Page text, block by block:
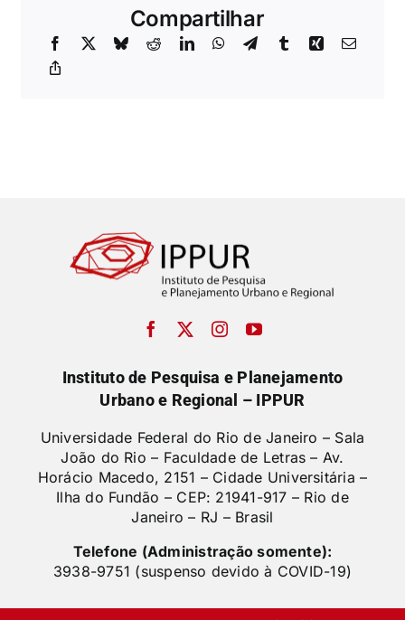
Compartilhar
Instituto de Pesquisa e Planejamento
Urbano e Regional – IPPUR
Universidade Federal do Rio de Janeiro – Sala
João do Rio – Faculdade de Letras – Av.
Horácio Macedo, 2151 – Cidade Universitária –
Ilha do Fundão – CEP: 21941-917 – Rio de
Janeiro – RJ – Brasil
Telefone (Administração somente):
3938-9751 (suspenso devido à COVID-19)